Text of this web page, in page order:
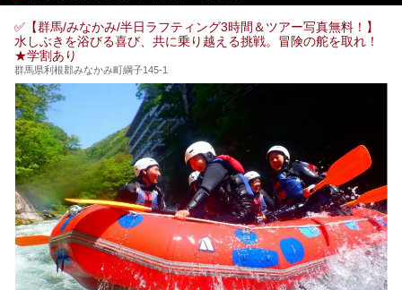
事・客室・共有スペースなど、宿の全貌を徹底紹介します。
✅【群馬/みなかみ/半日ラフティング3時間＆ツアー写真無料！】
水しぶきを浴びる喜び、共に乗り越える挑戦。冒険の舵を取れ！
★学割あり
群馬県利根郡みなかみ町綱子145-1